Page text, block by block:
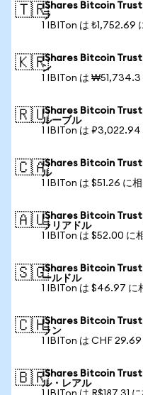
🇹🇷iShares Bitcoin Trust
ラ
1 IBITon は ₺1,752.69
🇰🇷iShares Bitcoin Trust
ン
1 IBITon は ₩51,734.3
🇷🇺iShares Bitcoin Trust
ルーブル
1 IBITon は ₽3,022.94
🇨🇦iShares Bitcoin Trust
ル
1 IBITon は $51.26 に相
🇦🇺iShares Bitcoin Trust
ラリアドル
1 IBITon は $52.00 に
🇸🇬iShares Bitcoin Trust
ールドル
1 IBITon は $46.97 に
🇨🇭iShares Bitcoin Trust
ラン
1 IBITon は CHF 29.69
🇧🇷iShares Bitcoin Trust
ル・レアル